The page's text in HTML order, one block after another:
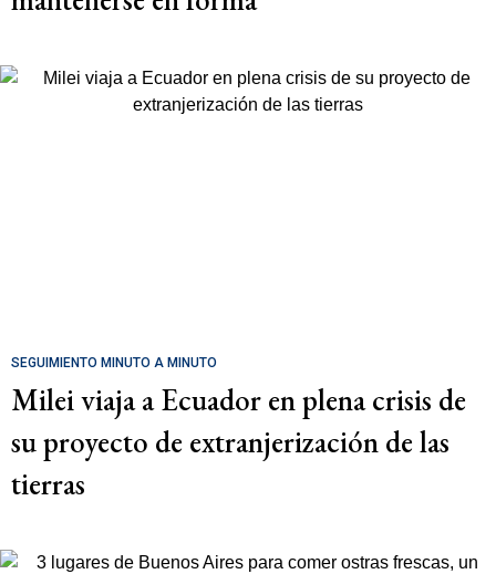
SEGUIMIENTO MINUTO A MINUTO
Milei viaja a Ecuador en plena crisis de
su proyecto de extranjerización de las
tierras